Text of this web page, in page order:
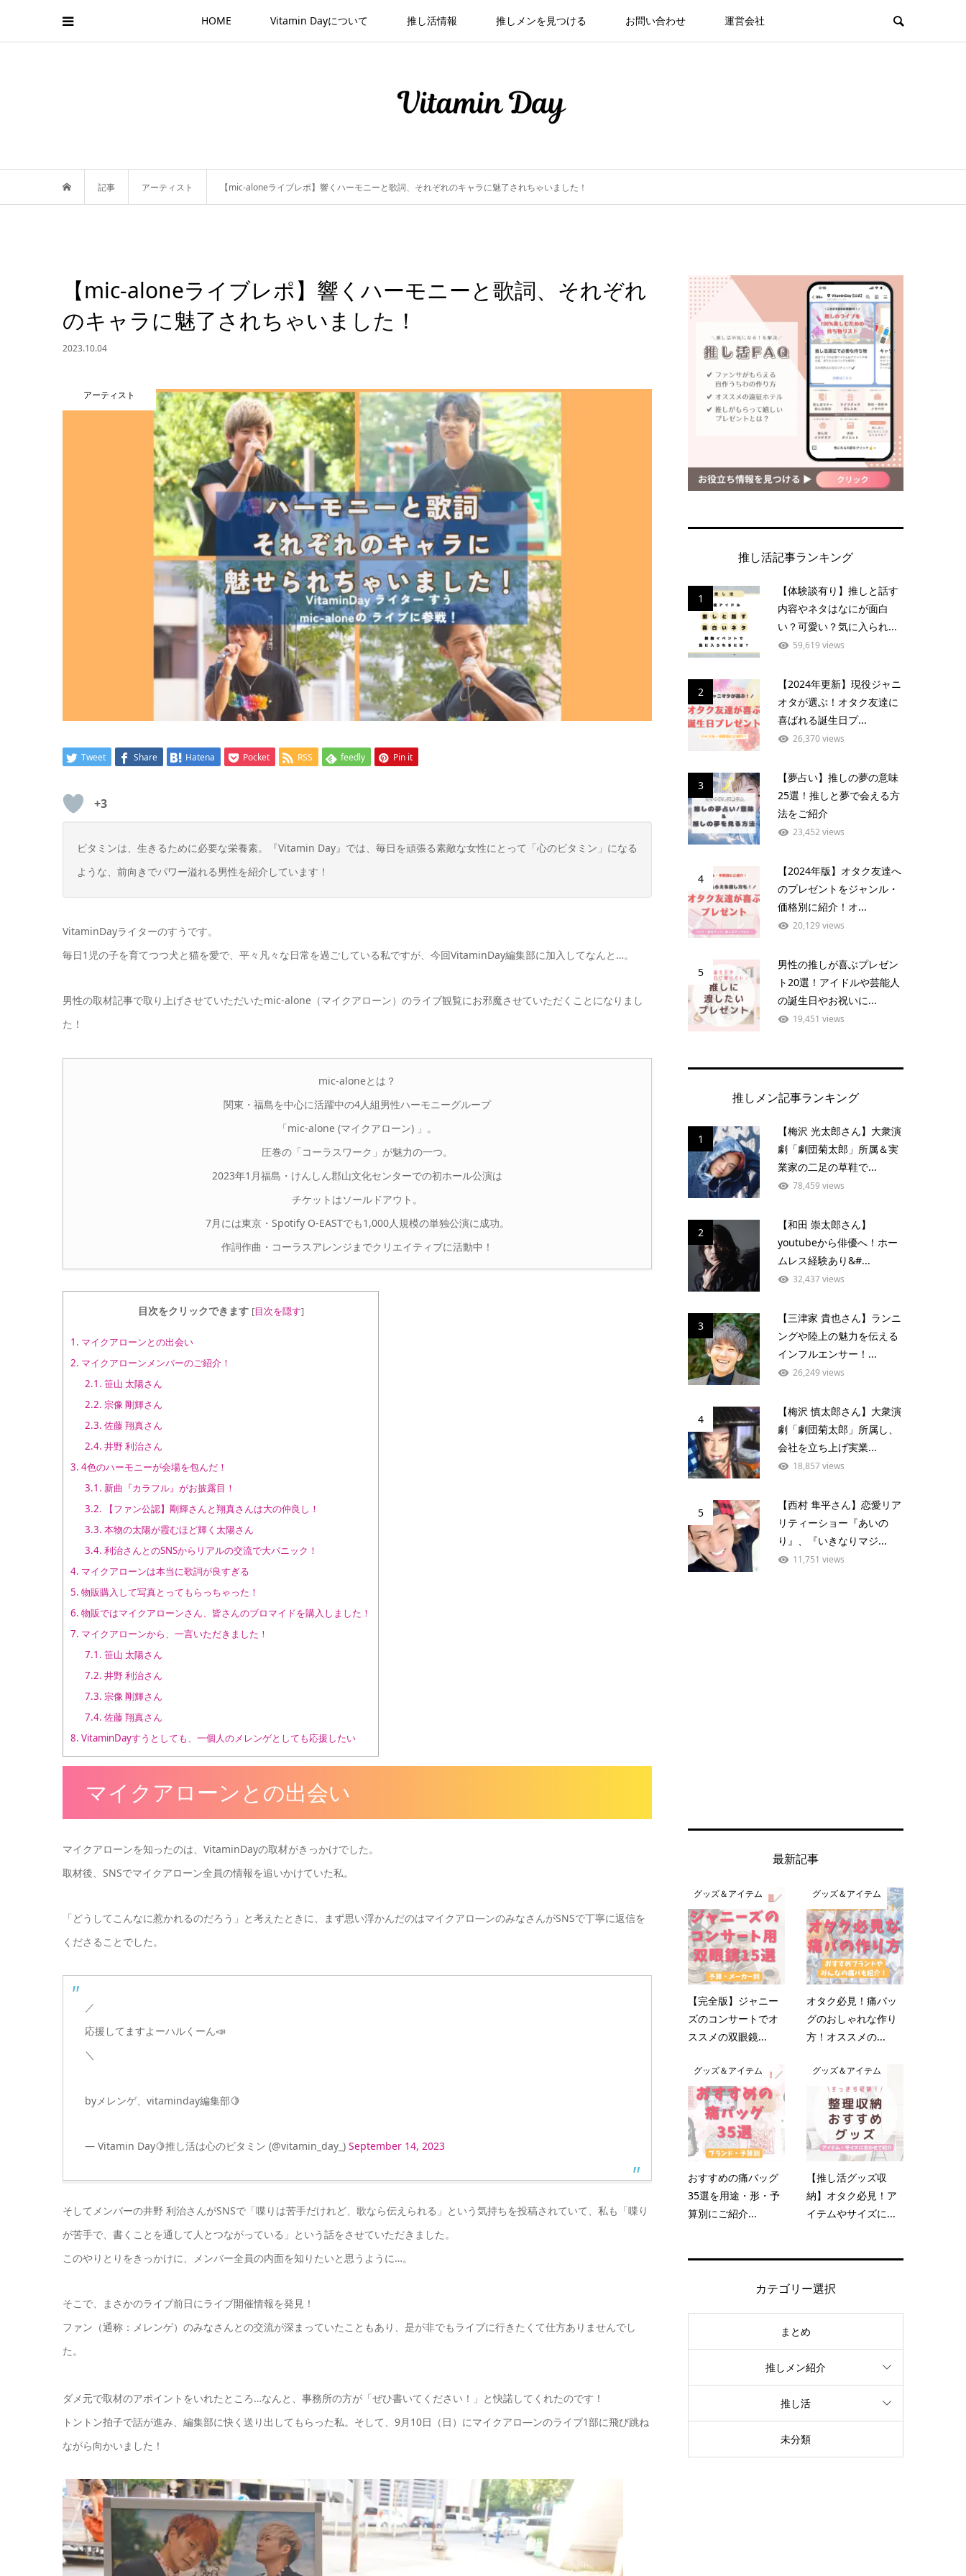
HOME Vitamin Dayについて 推し活情報 推しメンを見つける お問い合わせ 運営会社
記事 アーティスト 【mic-aloneライブレポ】響くハーモニーと歌詞、それぞれのキャラに魅了されちゃいました！
【mic-aloneライブレポ】響くハーモニーと歌詞、それぞれ
のキャラに魅了されちゃいました！
2023.10.04
アーティスト
Tweet Share Hatena Pocket RSS feedly Pin it
+3
ビタミンは、生きるために必要な栄養素。『Vitamin Day』では、毎日を頑張る素敵な女性にとって「心のビタミン」になる
ような、前向きでパワー溢れる男性を紹介しています！
VitaminDayライターのすうです。
毎日1児の子を育てつつ犬と猫を愛で、平々凡々な日常を過ごしている私ですが、今回VitaminDay編集部に加入してなんと…。
男性の取材記事で取り上げさせていただいたmic-alone（マイクアローン）のライブ観覧にお邪魔させていただくことになりまし
た！
mic-aloneとは？
関東・福島を中心に活躍中の4人組男性ハーモニーグループ
「mic-alone (マイクアローン) 」。
圧巻の「コーラスワーク」が魅力の一つ。
2023年1月福島・けんしん郡山文化センターでの初ホール公演は
チケットはソールドアウト。
7月には東京・Spotify O-EASTでも1,000人規模の単独公演に成功。
作詞作曲・コーラスアレンジまでクリエイティブに活動中！
目次をクリックできます [目次を隠す]
1. マイクアローンとの出会い
2. マイクアローンメンバーのご紹介！
2.1. 笹山 太陽さん
2.2. 宗像 剛輝さん
2.3. 佐藤 翔真さん
2.4. 井野 利治さん
3. 4色のハーモニーが会場を包んだ！
3.1. 新曲『カラフル』がお披露目！
3.2. 【ファン公認】剛輝さんと翔真さんは大の仲良し！
3.3. 本物の太陽が霞むほど輝く太陽さん
3.4. 利治さんとのSNSからリアルの交流で大パニック！
4. マイクアローンは本当に歌詞が良すぎる
5. 物販購入して写真とってもらっちゃった！
6. 物販ではマイクアローンさん、皆さんのブロマイドを購入しました！
7. マイクアローンから、一言いただきました！
7.1. 笹山 太陽さん
7.2. 井野 利治さん
7.3. 宗像 剛輝さん
7.4. 佐藤 翔真さん
8. VitaminDayすうとしても、一個人のメレンゲとしても応援したい
マイクアローンとの出会い
マイクアローンを知ったのは、VitaminDayの取材がきっかけでした。
取材後、SNSでマイクアローン全員の情報を追いかけていた私。
「どうしてこんなに惹かれるのだろう」と考えたときに、まず思い浮かんだのはマイクアロ―ンのみなさんがSNSで丁寧に返信を
くださることでした。
／
応援してますよーハルくーん📣
＼
byメレンゲ、vitaminday編集部🍋
— Vitamin Day🍋推し活は心のビタミン (@vitamin_day_) September 14, 2023
そしてメンバーの井野 利治さんがSNSで「喋りは苦手だけれど、歌なら伝えられる」という気持ちを投稿されていて、私も「喋り
が苦手で、書くことを通して人とつながっている」という話をさせていただきました。
このやりとりをきっかけに、メンバー全員の内面を知りたいと思うように…。
そこで、まさかのライブ前日にライブ開催情報を発見！
ファン（通称：メレンゲ）のみなさんとの交流が深まっていたこともあり、是が非でもライブに行きたくて仕方ありませんでし
た。
ダメ元で取材のアポイントをいれたところ…なんと、 事務所の方が「ぜひ書いてください！」と快諾してくれたのです！
トントン拍子で話が進み、編集部に快く送り出してもらった私。そして、9月10日（日）にマイクアロ―ンのライブ1部に飛び跳ね
ながら向かいました！
推し活記事ランキング
1
【体験談有り】推しと話す
内容やネタはなにが面白
い？可愛い？気に入られ...
59,619 views
2
【2024年更新】現役ジャニ
オタが選ぶ！オタク友達に
喜ばれる誕生日プ...
26,370 views
3
【夢占い】推しの夢の意味
25選！推しと夢で会える方
法をご紹介
23,452 views
4
【2024年版】オタク友達へ
のプレゼントをジャンル・
価格別に紹介！オ...
20,129 views
5
男性の推しが喜ぶプレゼン
ト20選！アイドルや芸能人
の誕生日やお祝いに...
19,451 views
推しメン記事ランキング
1
【梅沢 光太郎さん】大衆演
劇「劇団菊太郎」所属＆実
業家の二足の草鞋で...
78,459 views
2
【和田 崇太郎さん】
youtubeから俳優へ！ホー
ムレス経験あり&#...
32,437 views
3
【三津家 貴也さん】ランニ
ングや陸上の魅力を伝える
インフルエンサー！...
26,249 views
4
【梅沢 慎太郎さん】大衆演
劇「劇団菊太郎」所属し、
会社を立ち上げ実業...
18,857 views
5
【西村 隼平さん】恋愛リア
リティーショー『あいの
り』、『いきなりマジ...
11,751 views
最新記事
グッズ＆アイテム
【完全版】ジャニー
ズのコンサートでオ
ススメの双眼鏡...
グッズ＆アイテム
オタク必見！痛バッ
グのおしゃれな作り
方！オススメの...
グッズ＆アイテム
おすすめの痛バッグ
35選を用途・形・予
算別にご紹介...
グッズ＆アイテム
【推し活グッズ収
納】オタク必見！ア
イテムやサイズに...
カテゴリー選択
まとめ
推しメン紹介
推し活
未分類